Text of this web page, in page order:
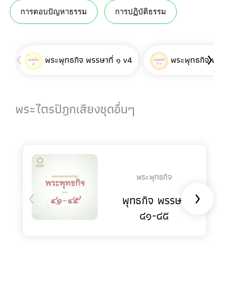
การตอบปัญหาธรรม การปฏิบัติธรรม
พระพุทธกิจ พรรษาที่ ๑ v4 พระพุทธกิจ พร
‹ ›
พระไตรปิฎกเสียงชุดอื่นๆ
พระพุทธกิจ
พุทธกิจ พรรษา
๔๑-๔๕
‹ ›